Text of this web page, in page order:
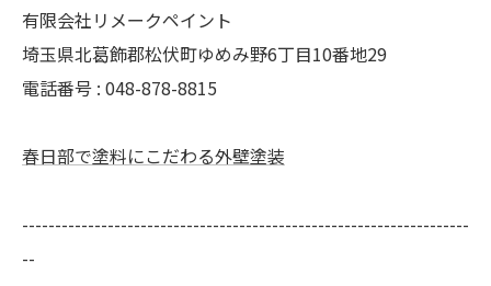
有限会社リメークペイント
埼玉県北葛飾郡松伏町ゆめみ野6丁目10番地29
電話番号 : 048-878-8815
春日部で塗料にこだわる外壁塗装
--------------------------------------------------------------------
--